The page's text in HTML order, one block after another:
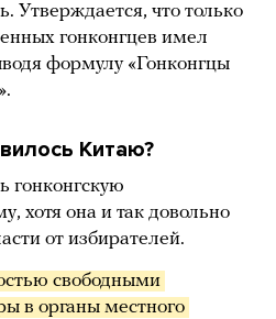
Утверждается, что только
гонконгцев имел
формулу «Гонконгцы
Китаю?
гонконгскую
хотя она и так довольно
от избирателей.
свободными
в органы местного